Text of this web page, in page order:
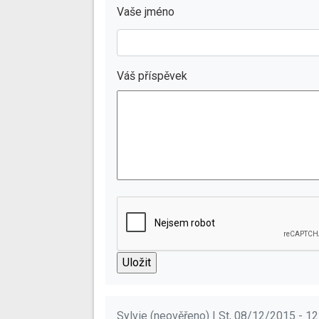
Vaše jméno
Váš příspěvek
Sylvie (neověřeno) | St, 08/12/2015 -